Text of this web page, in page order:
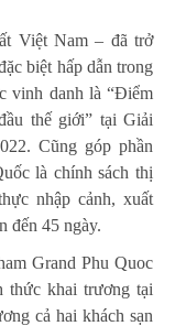
Việt Nam – đã trở
biệt hấp dẫn trong
vinh danh là “Điểm
thế giới” tại Giải
Cũng góp phần
là chính sách thị
nhập cảnh, xuất
đến 45 ngày.
Grand Phu Quoc
thức khai trương tại
cả hai khách sạn